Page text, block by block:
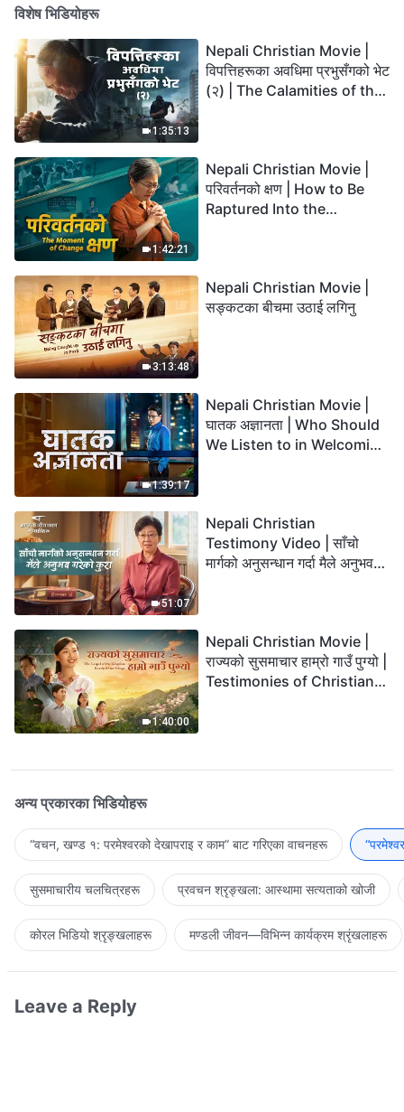
विशेष भिडियोहरू
1:35:13
Nepali Christian Movie |
विपत्तिहरूका अवधिमा प्रभुसँगको भेट
(२) | The Calamities of the
1:42:21
Nepali Christian Movie |
परिवर्तनको क्षण | How to Be
Raptured Into the
3:13:48
Nepali Christian Movie |
सङ्कटका बीचमा उठाई लगिनु
1:39:17
Nepali Christian Movie |
घातक अज्ञानता | Who Should
We Listen to in Welcoming
51:07
Nepali Christian
Testimony Video | साँचो
मार्गको अनुसन्धान गर्दा मैले अनुभव
1:40:00
Nepali Christian Movie |
राज्यको सुसमाचार हाम्रो गाउँ पुग्यो |
Testimonies of Christians
अन्य प्रकारका भिडियोहरू
“वचन, खण्ड १: परमेश्‍वरको देखापराइ र काम” बाट गरिएका वाचनहरू
सुसमाचारीय चलचित्रहरू प्रवचन श्रृङ्खला: आस्थामा सत्यताको खोजी
कोरल भिडियो श्रृङ्खलाहरू मण्डली जीवन—विभिन्‍न कार्यक्रम श्रृंखलाहरू
Leave a Reply